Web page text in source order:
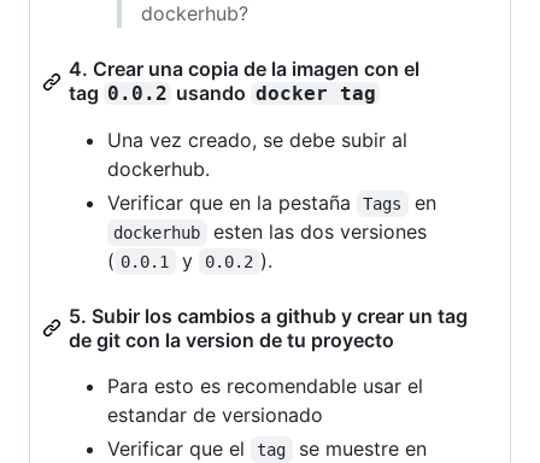
dockerhub?
4. Crear una copia de la imagen con el
tag 0.0.2 usando docker tag
Una vez creado, se debe subir al
dockerhub.
Verificar que en la pestaña
Tags en
dockerhub
esten las dos versiones
( 0.0.1 y 0.0.2 ).
5. Subir los cambios a github y crear un tag
de git con la version de tu proyecto
Para esto es recomendable usar el
estandar de versionado
Verificar que el
tag se muestre en